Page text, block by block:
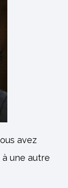
avez
une autre